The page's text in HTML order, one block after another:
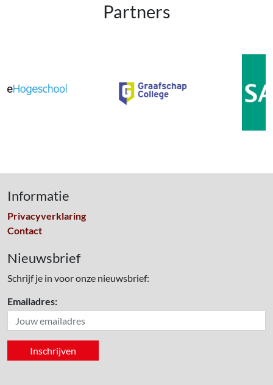
Partners
Informatie
Privacyverklaring
Contact
Nieuwsbrief
Schrijf je in voor onze nieuwsbrief:
Emailadres: